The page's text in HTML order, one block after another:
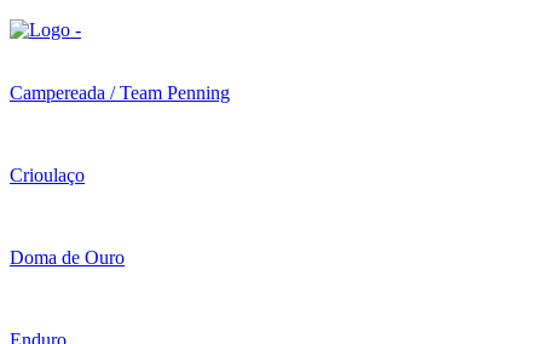
Campereada / Team Penning
Crioulaço
Doma de Ouro
Enduro